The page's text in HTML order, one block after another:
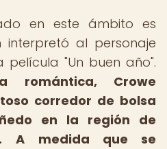
en este ámbito es
interpretó al personaje
película "Un buen año".
romántica, Crowe
corredor de bolsa
en la región de
A medida que se